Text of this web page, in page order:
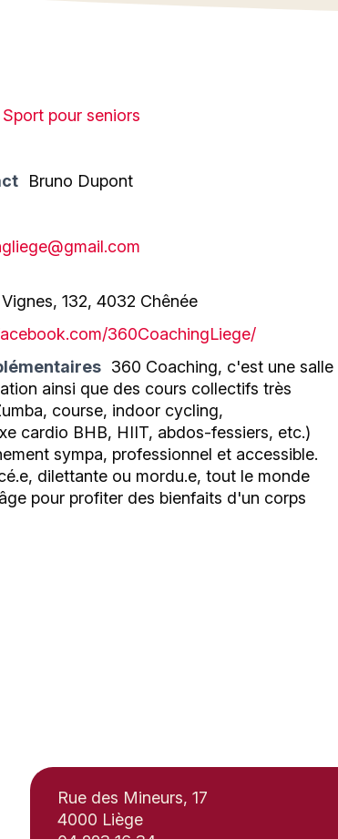
Sport pour seniors
Bruno Dupont
132, 4032 Chênée
360CoachingLiege/
360 Coaching, c'est une salle
ainsi que des cours collectifs très
course, indoor cycling,
cardio BHB, HIIT, abdos-fessiers, etc.)
sympa, professionnel et accessible.
dilettante ou mordu.e, tout le monde
pour profiter des bienfaits d'un corps
Rue des Mineurs, 17
4000 Liège